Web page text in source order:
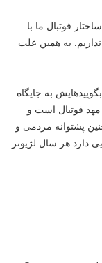
فوتبال ما با
به همین علت
به جایگاه
مهد فوتبال است و
پشتوانه مردمی و
دارد هر سال لژیونر